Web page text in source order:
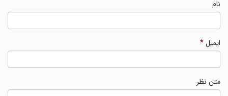
ایمیل*
متن نظر